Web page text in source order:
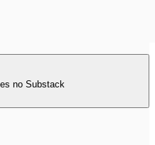
no Substack